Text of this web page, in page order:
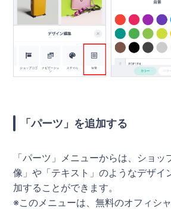
「パーツ」を追加する
「パーツ」メニューからは、ショ
像」や「テキスト」のようなデザイ
加することができます。
※このメニューは、無料のオフィシ